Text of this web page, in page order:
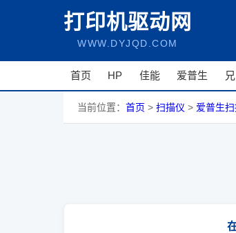
打印机驱动网
WWW.DYJQD.COM
首页 HP 佳能 爱普生
当前位置： 首页 > 扫描仪 > 爱普生